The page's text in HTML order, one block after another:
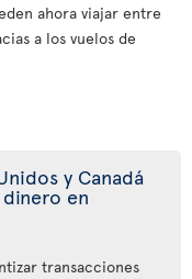
ahora viajar entre
a los vuelos de
y Canadá
en
transacciones